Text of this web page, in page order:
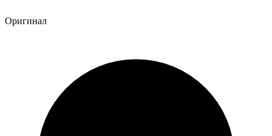
Оригинал